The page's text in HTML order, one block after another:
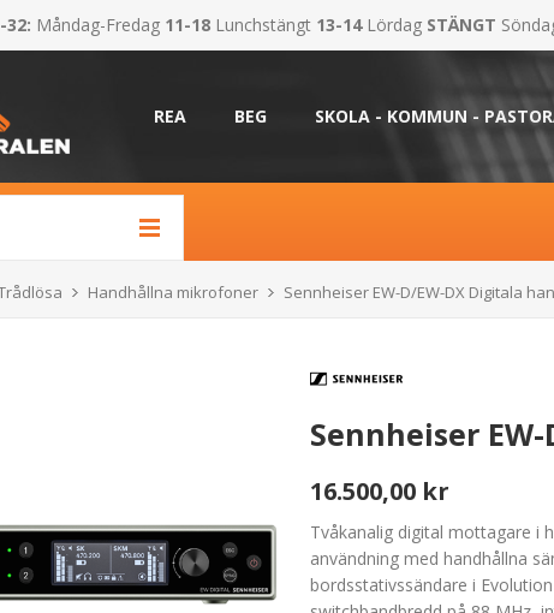
32: Måndag-Fredag 11-18 Lunchstängt 13-14 Lördag STÄNGT
REA BEG SKOLA - KOMMUN -
Handhållna mikrofoner Sennheiser EW-D/EW-DX Digitala
Sennheiser EW-
16.500,00 kr
Tvåkanalig digital mottagare
användning med handhållna
bordsstativssändare i